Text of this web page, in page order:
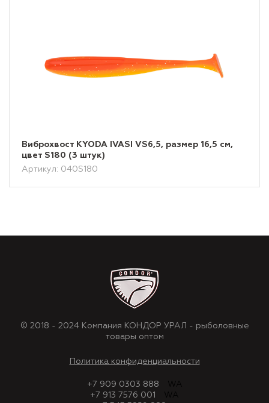
Виброхвост KYODA IVASI VS6,5, размер 16,5 см,
цвет S180 (3 штук)
Артикул: 040S180
© 2018 - 2024 Компания КОНДОР УРАЛ - рыболовные
товары оптом
Политика конфиденциальности
+7 909 0303 888
WA
+7 913 7576 001
WA